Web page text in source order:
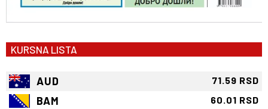
KURSNA LISTA
AUD 71.59 RSD
BAM 60.01 RSD